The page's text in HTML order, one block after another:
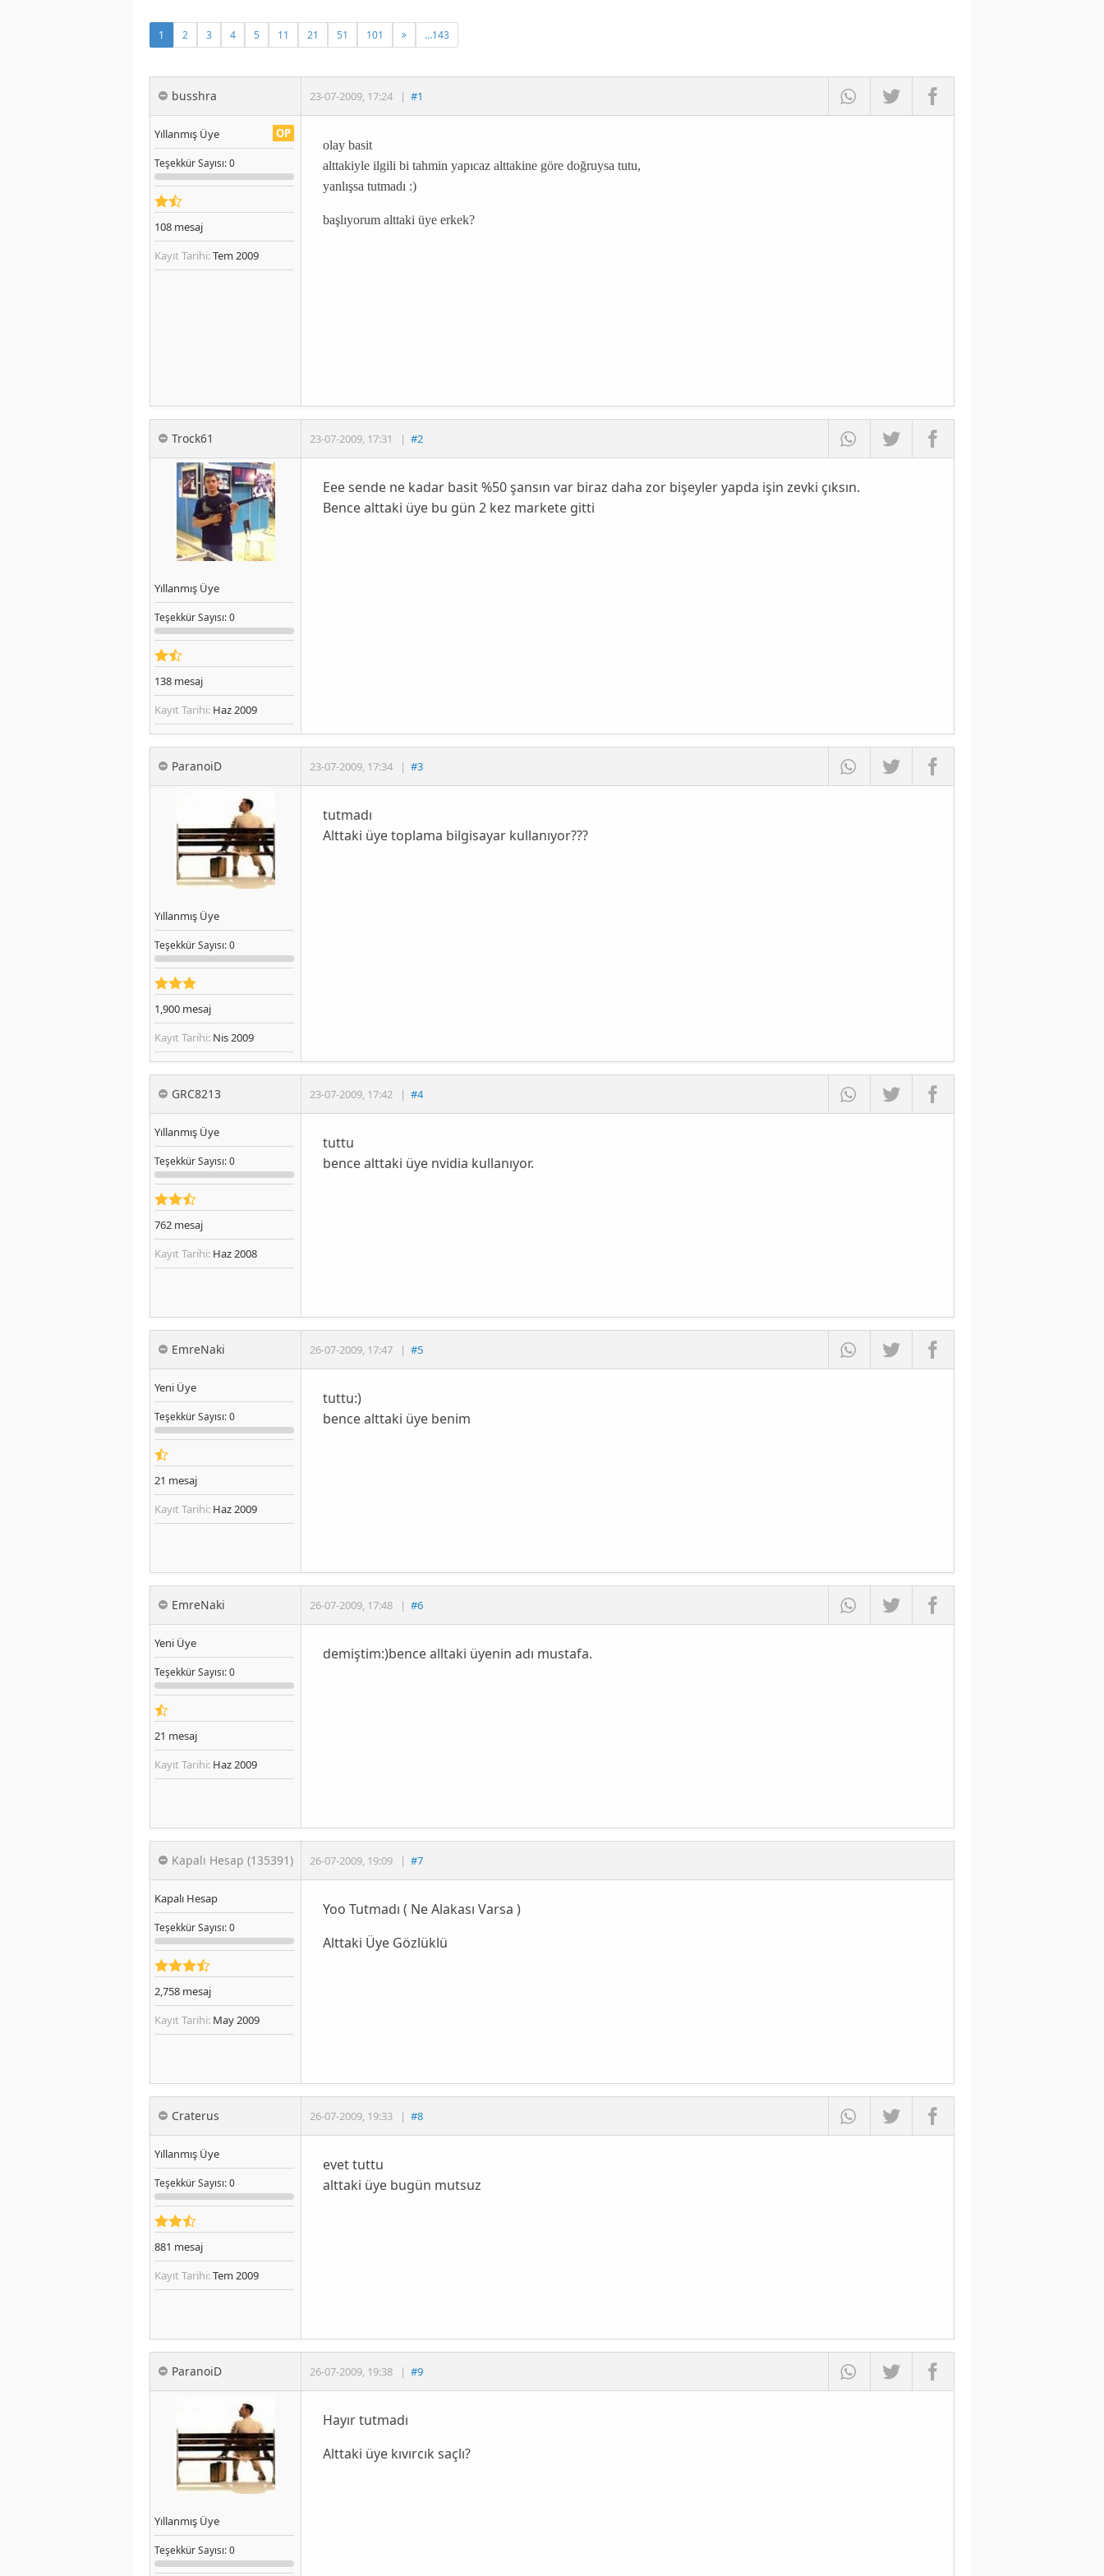
1 2 3 4 5 11 21 51 101 …143
busshra 23-07-2009, 17:24 | #1
OP
Yıllanmış Üye
TeşekkürSayısı: 0
108 mesaj
Kayıt Tarihi:Tem 2009
olay basit
alttakiyle ilgili bi tahmin yapıcaz alttakine göre doğruysa tutu,
yanlışsa tutmadı :)
başlıyorum alttaki üye erkek?
Trock61 23-07-2009, 17:31 | #2
Yıllanmış Üye
TeşekkürSayısı: 0
138 mesaj
Kayıt Tarihi: Haz 2009
Eee sende ne kadar basit %50 şansın var biraz daha zor bişeyler yapda işin zevki çıksın.
Bence alttaki üye bu gün 2 kez markete gitti
ParanoiD 23-07-2009, 17:34 | #3
Yıllanmış Üye
TeşekkürSayısı: 0
1,900 mesaj
Kayıt Tarihi: Nis 2009
tutmadı
Alttaki üye toplama bilgisayar kullanıyor???
GRC8213 23-07-2009, 17:42 | #4
Yıllanmış Üye
TeşekkürSayısı: 0
762 mesaj
Kayıt Tarihi: Haz 2008
tuttu
bence alttaki üye nvidia kullanıyor.
EmreNaki 26-07-2009, 17:47 | #5
Yeni Üye
TeşekkürSayısı: 0
21 mesaj
Kayıt Tarihi: Haz 2009
tuttu:)
bence alttaki üye benim
EmreNaki 26-07-2009, 17:48 | #6
Yeni Üye
TeşekkürSayısı: 0
21 mesaj
Kayıt Tarihi: Haz 2009
demiştim:)bence alltaki üyenin adı mustafa.
Kapalı Hesap (135391) 26-07-2009, 19:09 | #7
Kapalı Hesap
TeşekkürSayısı: 0
2,758 mesaj
Kayıt Tarihi: May 2009
Yoo Tutmadı ( Ne Alakası Varsa )
Alttaki Üye Gözlüklü
Craterus 26-07-2009, 19:33 | #8
Yıllanmış Üye
TeşekkürSayısı: 0
881 mesaj
Kayıt Tarihi:Tem 2009
evet tuttu
alttaki üye bugün mutsuz
ParanoiD 26-07-2009, 19:38 | #9
Yıllanmış Üye
TeşekkürSayısı: 0
Hayır tutmadı
Alttaki üye kıvırcık saçlı?